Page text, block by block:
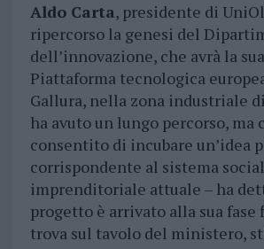
Aldo Carta, presidente di
ripercorso la genesi del
dell’innovazione, che avrà la
Piattaforma tecnologica
Gallura, nella zona industriale
ha avuto un lungo percorso, ma
consentito di incubare un’idea
corrispondente al sistema
imprenditoriale attuale – ha
progetto è arrivato alla sua fase
trova sul tavolo del ministero,